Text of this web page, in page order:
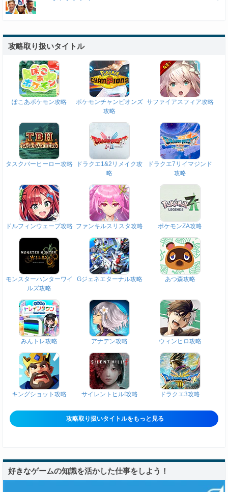
攻略取り扱いタイトル
ぽこあポケモン攻略
ポケモンチャンピオンズ
攻略
サファイアスフィア攻略
タスクバーヒーロー攻略
ドラクエ1&2リメイク攻
略
ドラクエ7リイマジンド
攻略
ドルフィンウェーブ攻略 ファンキルスリスタ攻略 ポケモンZA攻略
モンスターハンターワイ
ルズ攻略
Gジェネエターナル攻略 あつ森攻略
みんトレ攻略 アナデン攻略 ウィンヒロ攻略
キングショット攻略 サイレントヒルf攻略 ドラクエ3攻略
攻略取り扱いタイトルをもっと見る
好きなゲームの知識を活かした仕事をしよう！